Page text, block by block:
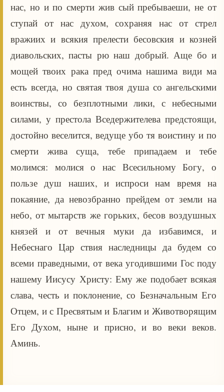
нас, но и по смерти жив сый пребываеши, не от
ступай от нас духом, сохраняя нас от стрел
вражиих и всякия прелести бесовския и козней
диавольских, пасты рю наш добрый. Аще бо и
мощей твоих рака пред очима нашима види ма
есть всегда, но святая твоя душа со ангельскими
воинствы, со безплотными лики, с небесными
силами, у престола Вседержителева предстоящи,
достойно веселится, ведуще убо тя воистину и по
смерти жива суща, тебе припадаем и тебе
молимся: молися о нас Всесильному Богу, о
пользе душ наших, и испроси нам время на
покаяние, да невозбранно прейдем от земли на
небо, от мытарств же горьких, бесов воздушных
князей и от вечныя муки да избавимся, и
Небеснаго Цар ствия наследницы да будем со
всеми праведными, от века угодившими Гос поду
нашему Иисусу Христу: Ему же подобает всякая
слава, честь и поклонение, со Безначальным Его
Отцем, и с Пресвятым и Благим и Животворящим
Его Духом, ныне и присно, и во веки веков.
Аминь.